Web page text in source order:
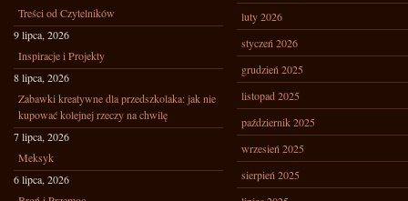
Treści od Czytelników
9 lipca, 2026
Inspiracje i Projekty
8 lipca, 2026
Zabawki kreatywne dla przedszkolaka: jak nie
kupować kolejnej rzeczy na chwilę
7 lipca, 2026
Meksyk
6 lipca, 2026
luty 2026
styczeń 2026
grudzień 2025
listopad 2025
październik 2025
wrzesień 2025
sierpień 2025